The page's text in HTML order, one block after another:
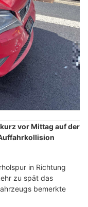
vor Mittag auf der
in Richtung
zu spät das
bemerkte